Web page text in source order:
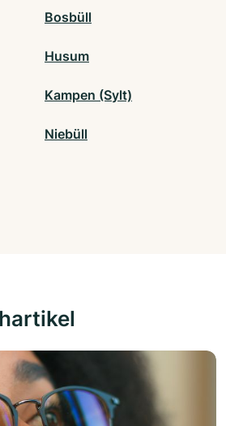
Bosbüll
Husum
Kampen (Sylt)
Niebüll